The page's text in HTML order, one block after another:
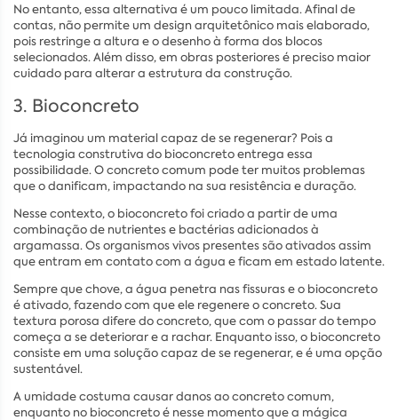
No entanto, essa alternativa é um pouco limitada. Afinal de
contas, não permite um design arquitetônico mais elaborado,
pois restringe a altura e o desenho à forma dos blocos
selecionados. Além disso, em obras posteriores é preciso maior
cuidado para alterar a estrutura da construção.
3. Bioconcreto
Já imaginou um material capaz de se regenerar? Pois a
tecnologia construtiva do bioconcreto entrega essa
possibilidade. O concreto comum pode ter muitos problemas
que o danificam, impactando na sua resistência e duração.
Nesse contexto, o bioconcreto foi criado a partir de uma
combinação de nutrientes e bactérias adicionados à
argamassa. Os organismos vivos presentes são ativados assim
que entram em contato com a água e ficam em estado latente.
Sempre que chove, a água penetra nas fissuras e o bioconcreto
é ativado, fazendo com que ele regenere o concreto. Sua
textura porosa difere do concreto, que com o passar do tempo
começa a se deteriorar e a rachar. Enquanto isso, o bioconcreto
consiste em uma solução capaz de se regenerar, e é uma opção
sustentável.
A umidade costuma causar danos ao concreto comum,
enquanto no bioconcreto é nesse momento que a mágica